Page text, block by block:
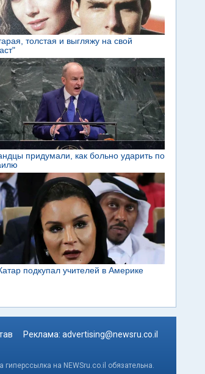
Реклама: advertising@newsru.co.il
на NEWSru.co.il обязательна.